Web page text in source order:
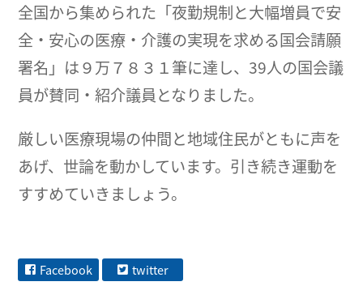
全国から集められた「夜勤規制と大幅増員で安
全・安心の医療・介護の実現を求める国会請願
署名」は９万７８３１筆に達し、39人の国会議
員が賛同・紹介議員となりました。
厳しい医療現場の仲間と地域住民がともに声を
あげ、世論を動かしています。引き続き運動を
すすめていきましょう。
Facebook twitter